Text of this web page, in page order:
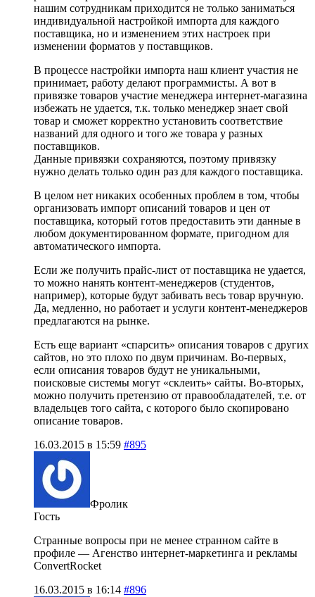
нашим сотрудникам приходится не только заниматься
индивидуальной настройкой импорта для каждого
поставщика, но и изменением этих настроек при
изменении форматов у поставщиков.
В процессе настройки импорта наш клиент участия не
принимает, работу делают программисты. А вот в
привязке товаров участие менеджера интернет-магазина
избежать не удается, т.к. только менеджер знает свой
товар и сможет корректно установить соответствие
названий для одного и того же товара у разных
поставщиков.
Данные привязки сохраняются, поэтому привязку
нужно делать только один раз для каждого поставщика.
В целом нет никаких особенных проблем в том, чтобы
организовать импорт описаний товаров и цен от
поставщика, который готов предоставить эти данные в
любом документированном формате, пригодном для
автоматического импорта.
Если же получить прайс-лист от поставщика не удается,
то можно нанять контент-менеджеров (студентов,
например), которые будут забивать весь товар вручную.
Да, медленно, но работает и услуги контент-менеджеров
предлагаются на рынке.
Есть еще вариант «спарсить» описания товаров с других
сайтов, но это плохо по двум причинам. Во-первых,
если описания товаров будут не уникальными,
поисковые системы могут «склеить» сайты. Во-вторых,
можно получить претензию от правообладателей, т.е. от
владельцев того сайта, с которого было скопировано
описание товаров.
16.03.2015 в 15:59 #895
Фролик
Гость
Странные вопросы при не менее странном сайте в
профиле — Агенство интернет-маркетинга и рекламы
ConvertRocket
16.03.2015 в 16:14 #896